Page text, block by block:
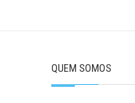
QUEM SOMOS